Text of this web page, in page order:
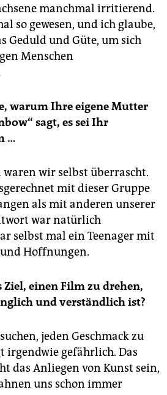
manchmal irritierend.
so gewesen, und ich glaube,
Geduld und Güte, um sich
Menschen
warum Ihre eigene Mutter
sagt, es sei Ihr
…
waren wir selbst überrascht.
mit dieser Gruppe
als mit anderen unserer
war natürlich
selbst mal ein Teenager mit
Hoffnungen.
Ziel, einen Film zu drehen,
und verständlich ist?
jeden Geschmack zu
irgendwie gefährlich. Das
das Anliegen von Kunst sein,
uns schon immer